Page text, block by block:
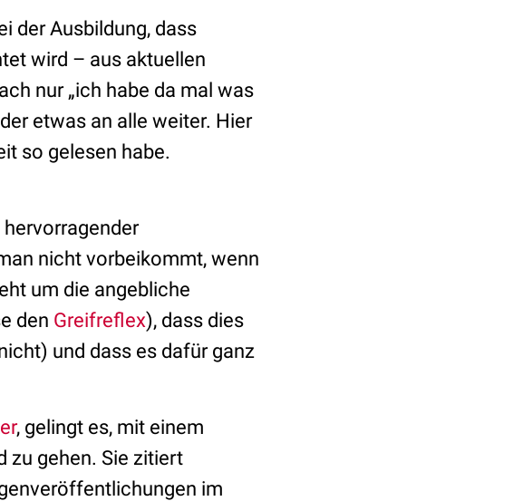
der Ausbildung, dass
wird – aus aktuellen
nur „ich habe da mal was
etwas an alle weiter. Hier
so gelesen habe.
nicht vorbeikommt, wenn
um die angebliche
den Greifreflex), dass dies
und dass es dafür ganz
, gelingt es, mit einem
zu gehen. Sie zitiert
im